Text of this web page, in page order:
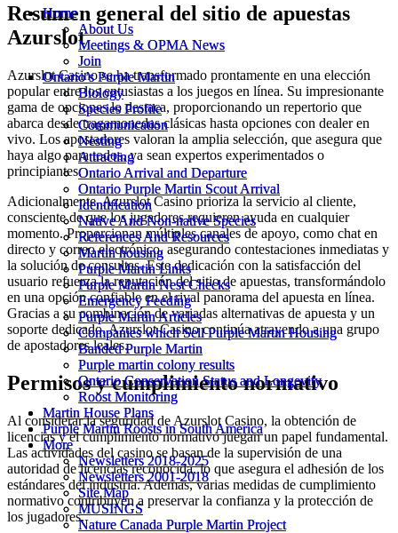
Home
About Us
Meetings & OPMA News
Join
Ontario’s Purple Martin
Biology
Species Profile
Communication
Nesting
Attracting
Ontario Arrival and Departure
Ontario Purple Martin Scout Arrival
Identification
Native And Non-native Species
References And Resources
Martin housing
Purple Martin Links
Purple Martin Nest Checks
Emergency Feeding
Purple Martin Articles
Companies which Sell Purple Martin Housing
Banded Purple Martin
Purple martin colony results
Ontario Conservation Status and Longevity
Roost Monitoring
Martin House Plans
Purple Martin Roosts in South America
More
Newsletters 2018-2025
Newsletters 2001-2018
Site Map
MUSINGS
Nature Canada Purple Martin Project
Home
About Us
Meetings & OPMA News
Join
Ontario’s Purple Martin
Biology
Species Profile
Communication
Nesting
Attracting
Ontario Arrival and Departure
Ontario Purple Martin Scout Arrival
Identification
Native And Non-native Species
References And Resources
Martin housing
Purple Martin Links
Purple Martin Nest Checks
Emergency Feeding
Purple Martin Articles
Companies which Sell Purple Martin Housing
Banded Purple Martin
Purple martin colony results
Ontario Conservation Status and Longevity
Roost Monitoring
Martin House Plans
Purple Martin Roosts in South America
More
Newsletters 2018-2025
Newsletters 2001-2018
Site Map
MUSINGS
Nature Canada Purple Martin Project
Resumen general del sitio de apuestas
Azurslot
Azurslot Casino se ha transformado prontamente en una elección
popular entre los entusiastas a los juegos en línea. Su impresionante
gama de opciones lo destaca, proporcionando un repertorio que
abarca desde tragamonedas clásicas hasta opciones con dealer en
vivo. Los apostadores valoran la amplia selección, que asegura que
haya algo para todos, ya sean expertos experimentados o
principiantes.
Adicionalmente, Azurslot Casino prioriza la servicio al cliente,
consciente de que los jugadores requieren ayuda en cualquier
momento. Proporcionan múltiples canales de apoyo, como chat en
directo y correo electrónico, asegurando contestaciones inmediatas y
la solución de consultas. Este dedicación con la satisfacción del
usuario refuerza la reputación del sitio de apuestas, transformándolo
en una opción confiable en el rival panorama del apuesta en línea.
Gracias a su combinación de variadas alternativas de apuesta y un
soporte dedicado, Azurslot Casino continúa atrayendo a una grupo
de apostadores leales.
Permisos y cumplimiento normativo
Al considerar la seguridad de Azurslot Casino, la obtención de
licencias y el cumplimiento normativo juegan un papel fundamental.
Las actividades del casino se basan de la supervisión de una
autoridad de licencias reconocida, lo que asegura el adhesión de los
estándares del industria. Además, varias medidas de cumplimiento
normativo contribuyen a preservar la confianza y la protección de
los jugadores.